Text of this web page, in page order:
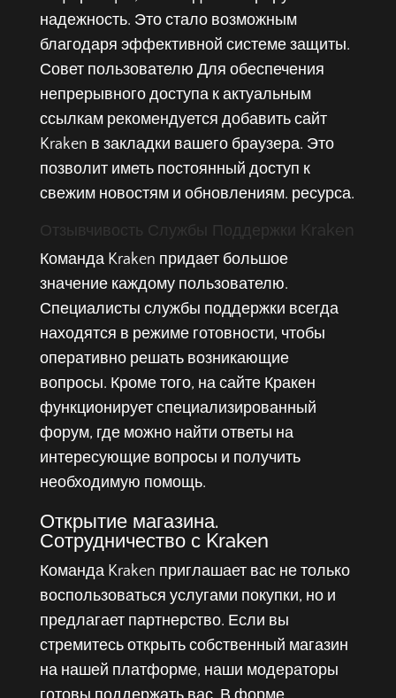
надежность. Это стало возможным
благодаря эффективной системе защиты.
Совет пользователю Для обеспечения
непрерывного доступа к актуальным
ссылкам рекомендуется добавить сайт
Kraken в закладки вашего браузера. Это
позволит иметь постоянный доступ к
свежим новостям и обновлениям. ресурса.
Отзывчивость Службы Поддержки Kraken
Команда Kraken придает большое
значение каждому пользователю.
Специалисты службы поддержки всегда
находятся в режиме готовности, чтобы
оперативно решать возникающие
вопросы. Кроме того, на сайте Кракен
функционирует специализированный
форум, где можно найти ответы на
интересующие вопросы и получить
необходимую помощь.
Открытие магазина.
Сотрудничество с Kraken
Команда Kraken приглашает вас не только
воспользоваться услугами покупки, но и
предлагает партнерство. Если вы
стремитесь открыть собственный магазин
на нашей платформе, наши модераторы